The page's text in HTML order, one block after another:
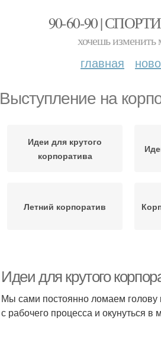
90-60-90 |
хочешь изменить
главная
Выступление на
Идеи для крутого
корпоратива
Летний корпоратив
корпоратива
Идеи для крутого
Мы сами постоянно ломаем голову
с рабочего процесса и окунуться